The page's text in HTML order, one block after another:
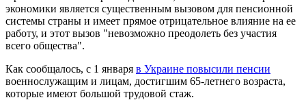
экономики является существенным вызовом для пенсионной
системы страны и имеет прямое отрицательное влияние на ее
работу, и этот вызов "невозможно преодолеть без участия
всего общества".
Как сообщалось, с 1 января в Украине повысили пенсии
военнослужащим и лицам, достигшим 65-летнего возраста,
которые имеют большой трудовой стаж.